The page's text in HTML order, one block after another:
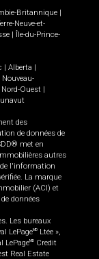
Britannique |
Neuve-et-
| Île-du-Prince-
| Alberta |
Nouveau-
Ouest |
des
de données de
met en
autres
de l'information
La marque
(ACI) et
données
Les bureaux
LePageMD
Ltée »,
LePageMD
Credit
Real Estate